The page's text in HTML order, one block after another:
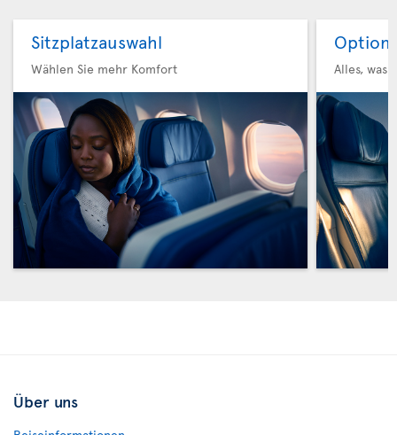
Sitzplatzauswahl
Wählen Sie mehr Komfort
Option
Alles, was
Über uns